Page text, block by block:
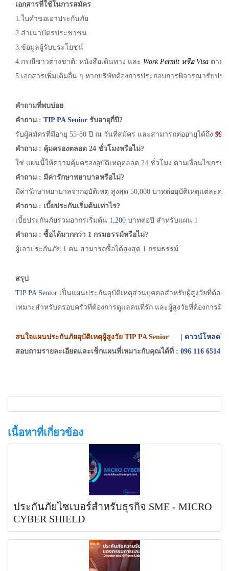
เอกสารที่ใช้ในการสมัคร
1.ใบคำขอเอาประกันภัย
2.สำเนาบัตรประชาชน
3.ข้อมูลผู้รับประโยชน์
4.กรณีชาวต่างชาติ: หนังสือเดินทาง และ Work Permit หรือ Visa ตามเ
5.เอกสารเพิ่มเติมอื่น ๆ หากบริษัทต้องการประกอบการพิจารณารับปร
คำถามที่พบบ่อย
คำถาม : TIP PA Senior รับอายุกี่ปี?
รับผู้สมัครที่มีอายุ 55-80 ปี ณ วันที่สมัคร และสามารถต่ออายุได้ถึง 99
คำถาม : คุ้มครองตลอด 24 ชั่วโมงหรือไม่?
ใช่ แผนนี้ให้ความคุ้มครองอุบัติเหตุตลอด 24 ชั่วโมง ตามเงื่อนไขกรม
คำถาม : มีค่ารักษาพยาบาลหรือไม่?
มีค่ารักษาพยาบาลจากอุบัติเหตุ สูงสุด 50,000 บาทต่ออุบัติเหตุแต่ละค
คำถาม : เบี้ยประกันเริ่มต้นเท่าไร?
เบี้ยประกันภัยรวมอากรเริ่มต้น 1,200 บาทต่อปี สำหรับแผน 1
คำถาม : ซื้อได้มากกว่า 1 กรมธรรม์หรือไม่?
ผู้เอาประกันภัย 1 คน สามารถซื้อได้สูงสุด 1 กรมธรรม์
สรุป
TIP PA Senior เป็นแผนประกันอุบัติเหตุส่วนบุคคลสำหรับผู้สูงวัยที่ต้อง
เหมาะสำหรับครอบครัวที่ต้องการดูแลคนที่รัก และผู้สูงวัยที่ต้องการมี
สนใจแผนประกันภัยอุบัติเหตุผู้สูงวัย TIP PA Senior
ดาวน์โหลดใ
สอบถามรายละเอียดและเช็กแผนที่เหมาะกับคุณได้ที่ : 096 116 6514 |
เนื้อหาที่เกี่ยวข้อง
ประกันภัยไซเบอร์สำหรับธุรกิจ SME - MICRO
CYBER SHIELD